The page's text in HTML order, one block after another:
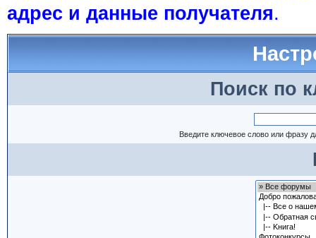
адрес и данные получателя.
Поиск по
Введите ключевое слово или фразу